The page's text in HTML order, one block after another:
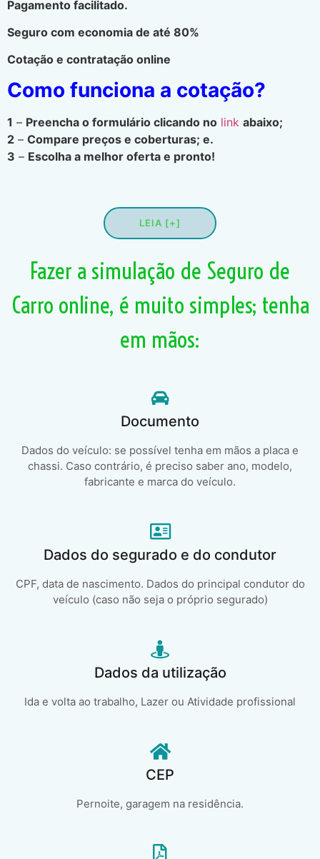
Pagamento facilitado.
Seguro com economia de até 80%
Cotação e contratação online
Como funciona a cotação?
1 – Preencha o formulário clicando no link abaixo;
2 – Compare preços e coberturas; e.
3 – Escolha a melhor oferta e pronto!
LEIA [+]
Fazer a simulação de Seguro de
Carro online, é muito simples; tenha
em mãos:
Documento
Dados do veículo: se possível tenha em mãos a placa e
chassi. Caso contrário, é preciso saber ano, modelo,
fabricante e marca do veículo.
Dados do segurado e do condutor
CPF, data de nascimento. Dados do principal condutor do
veículo (caso não seja o próprio segurado)
Dados da utilização
Ida e volta ao trabalho, Lazer ou Atividade profissional
CEP
Pernoite, garagem na residência.